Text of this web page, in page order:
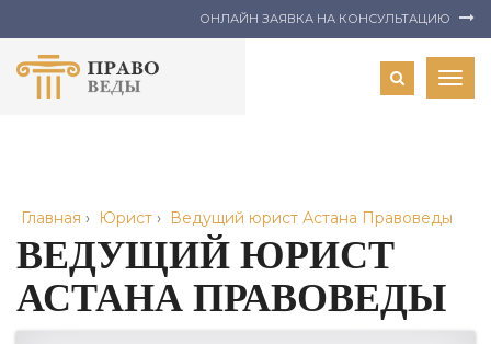
ОНЛАЙН ЗАЯВКА НА КОНСУЛЬТАЦИЮ
Главная › Юрист › Ведущий юрист Астана Правоведы
ВЕДУЩИЙ ЮРИСТ
АСТАНА ПРАВОВЕДЫ